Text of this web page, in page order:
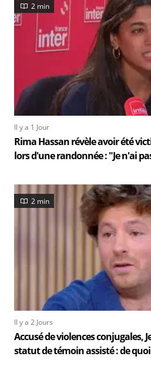
2 min
Il y a 1 Jour
Rima Hassan révèle avoir été
lors d'une randonnée : "Je n'ai
2 min
Il y a 2 Jours
Accusé de violences conjugales,
statut de témoin assisté : de